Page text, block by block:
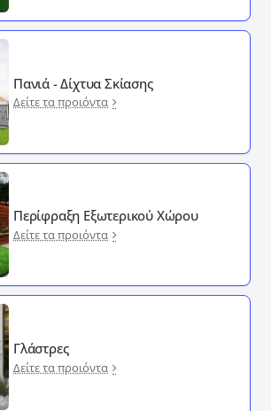
Πανιά - Δίχτυα Σκίασης
Δείτε τα προιόντα
Περίφραξη Εξωτερικού Χώρου
Δείτε τα προιόντα
Γλάστρες
Δείτε τα προιόντα